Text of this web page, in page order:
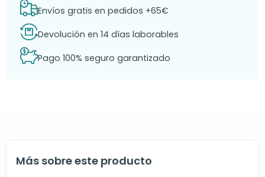
Envíos gratis en pedidos +65€
Devolución en 14 días laborables
Pago 100% seguro garantizado
Más sobre este producto